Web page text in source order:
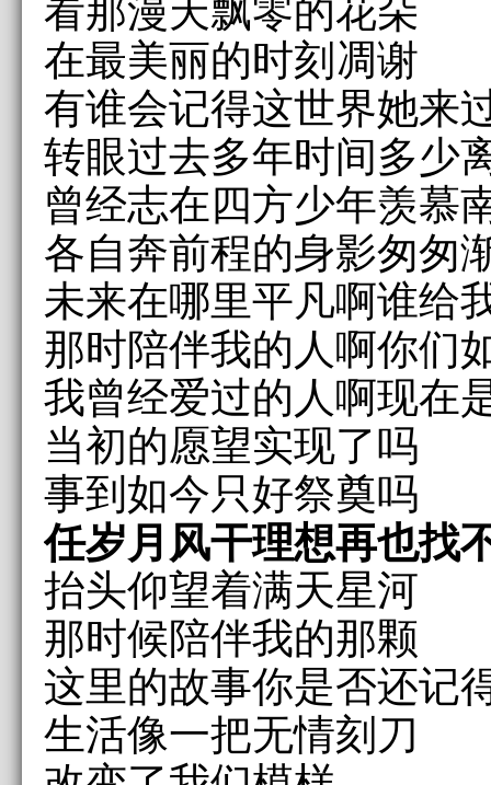
在最美丽的时刻凋谢
有谁会记得这世界她来
转眼过去多年时间多少
曾经志在四方少年羡慕
各自奔前程的身影匆匆
未来在哪里平凡啊谁给
那时陪伴我的人啊你们
我曾经爱过的人啊现在
当初的愿望实现了吗
事到如今只好祭奠吗
任岁月风干理想再也找
抬头仰望着满天星河
那时候陪伴我的那颗
这里的故事你是否还记
生活像一把无情刻刀